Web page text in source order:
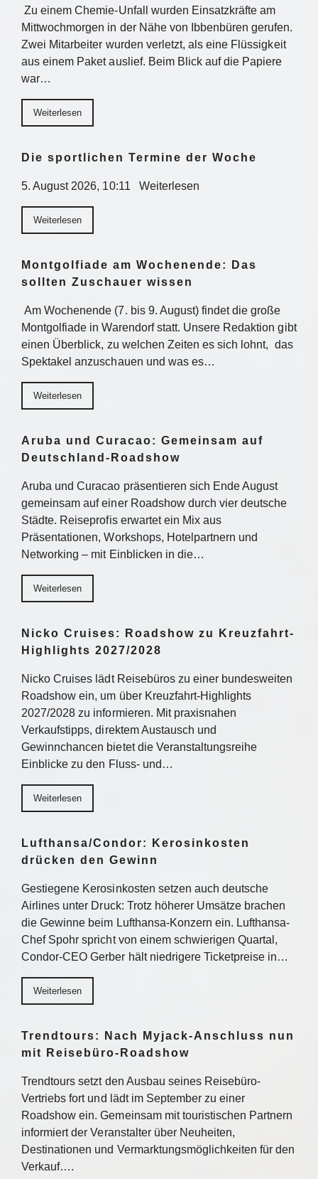
Zu einem Chemie-Unfall wurden Einsatzkräfte am
Mittwochmorgen in der Nähe von Ibbenbüren gerufen.
Zwei Mitarbeiter wurden verletzt, als eine Flüssigkeit
aus einem Paket auslief. Beim Blick auf die Papiere
war…
Weiterlesen
Die sportlichen Termine der Woche
5. August 2026, 10:11 Weiterlesen
Weiterlesen
Montgolfiade am Wochenende: Das
sollten Zuschauer wissen
Am Wochenende (7. bis 9. August) findet die große
Montgolfiade in Warendorf statt. Unsere Redaktion gibt
einen Überblick, zu welchen Zeiten es sich lohnt, das
Spektakel anzuschauen und was es…
Weiterlesen
Aruba und Curacao: Gemeinsam auf
Deutschland-Roadshow
Aruba und Curacao präsentieren sich Ende August
gemeinsam auf einer Roadshow durch vier deutsche
Städte. Reiseprofis erwartet ein Mix aus
Präsentationen, Workshops, Hotelpartnern und
Networking – mit Einblicken in die…
Weiterlesen
Nicko Cruises: Roadshow zu Kreuzfahrt-
Highlights 2027/2028
Nicko Cruises lädt Reisebüros zu einer bundesweiten
Roadshow ein, um über Kreuzfahrt-Highlights
2027/2028 zu informieren. Mit praxisnahen
Verkaufstipps, direktem Austausch und
Gewinnchancen bietet die Veranstaltungsreihe
Einblicke zu den Fluss- und…
Weiterlesen
Lufthansa/Condor: Kerosinkosten
drücken den Gewinn
Gestiegene Kerosinkosten setzen auch deutsche
Airlines unter Druck: Trotz höherer Umsätze brachen
die Gewinne beim Lufthansa-Konzern ein. Lufthansa-
Chef Spohr spricht von einem schwierigen Quartal,
Condor-CEO Gerber hält niedrigere Ticketpreise in…
Weiterlesen
Trendtours: Nach Myjack-Anschluss nun
mit Reisebüro-Roadshow
Trendtours setzt den Ausbau seines Reisebüro-
Vertriebs fort und lädt im September zu einer
Roadshow ein. Gemeinsam mit touristischen Partnern
informiert der Veranstalter über Neuheiten,
Destinationen und Vermarktungsmöglichkeiten für den
Verkauf….